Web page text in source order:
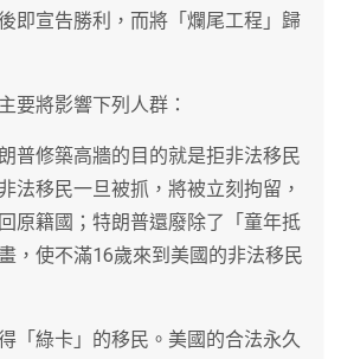
即宣告勝利，而將「爛尾工程」歸
要將影響下列人群：
普修築高牆的目的就是拒非法移民
法移民一旦被抓，將被立刻拘留，
原籍國；特朗普還廢除了「童年抵
，使不滿16歲來到美國的非法移民
「綠卡」的移民。美國的合法永久